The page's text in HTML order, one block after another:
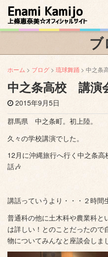
Enami Kamijo
上條恵奈美☆オフィシャルサイト
ホーム > ブログ > 琉球舞踊 > 中之条
中之条高校 講演
2015年9月5日
群馬県 中之条町。初上陸。
久々の学校講演でした。
12月に沖縄旅行へ行く中之条
話🎶
講話っていうより・・・２時間
普通科の他に土木科や農業科と
は詳しい！とのことだったので
物についてみんなと座談会しま